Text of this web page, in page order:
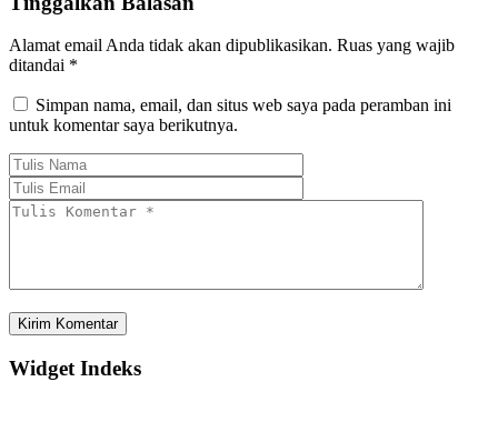
Alamat email Anda tidak akan dipublikasikan. Ruas yang wajib
ditandai *
Simpan nama, email, dan situs web saya pada peramban ini
untuk komentar saya berikutnya.
Widget Indeks